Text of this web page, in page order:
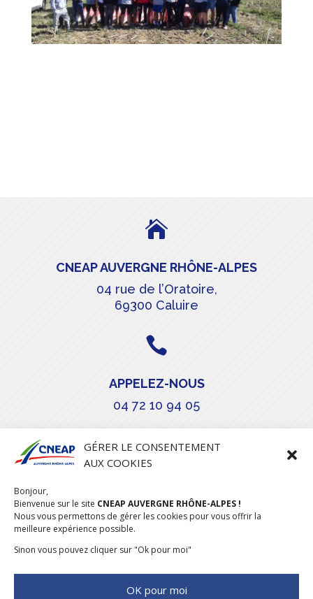
GÉRER LE CONSENTEMENT
AUX COOKIES
Bonjour,
Bienvenue sur le site CNEAP AUVERGNE RHÔNE-ALPES !
Nous vous permettons de gérer les cookies pour vous offrir la
meilleure expérience possible.
Sinon vous pouvez cliquer sur "Ok pour moi"
OK pour moi

CNEAP AUVERGNE RHÔNE-ALPES
04 rue de l’Oratoire,
69300 Caluire

APPELEZ-NOUS
04 72 10 94 05

stephanie.maillot@cneap.fr